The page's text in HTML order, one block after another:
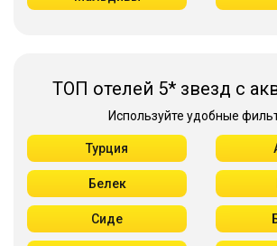
ТОП отелей 5* звезд с
Используйте удобные
Турция
Белек
Сиде